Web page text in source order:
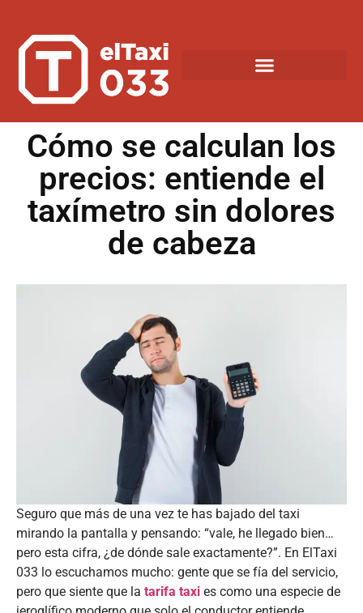
Cómo se calculan los
precios: entiende el
taxímetro sin dolores
de cabeza
Seguro que más de una vez te has bajado del taxi
mirando la pantalla y pensando: “vale, he llegado bien…
pero esta cifra, ¿de dónde sale exactamente?”. En ElTaxi
033 lo escuchamos mucho: gente que se fía del servicio,
pero que siente que la tarifa taxi es como una especie de